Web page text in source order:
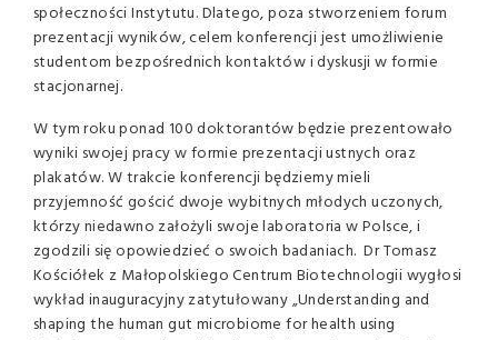
społeczności Instytutu. Dlatego, poza stworzeniem forum
prezentacji wyników, celem konferencji jest umożliwienie
studentom bezpośrednich kontaktów i dyskusji w formie
stacjonarnej.
W tym roku ponad 100 doktorantów będzie prezentowało
wyniki swojej pracy w formie prezentacji ustnych oraz
plakatów. W trakcie konferencji będziemy mieli
przyjemność gościć dwoje wybitnych młodych uczonych,
którzy niedawno założyli swoje laboratoria w Polsce, i
zgodzili się opowiedzieć o swoich badaniach. Dr Tomasz
Kościółek z Małopolskiego Centrum Biotechnologii wygłosi
wykład inauguracyjny zatytułowany „Understanding and
shaping the human gut microbiome for health using